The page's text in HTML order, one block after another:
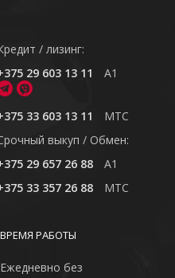
/ лизинг:
29 603 13 11
A1
33 603 13 11
MTC
выкуп / Обмен:
29 657 26 88
A1
33 357 26 88
MTC
ВРЕМЯ РАБОТЫ
Ежедневно без